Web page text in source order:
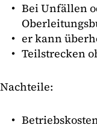
Bei Unfällen
er kann
Teilstrecken
Nachteile: